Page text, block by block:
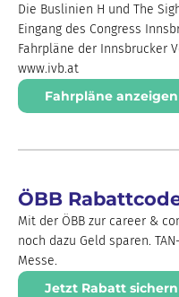
Die Buslinien H und The
Eingang des Congress
Fahrpläne der Innsbrucker
www.ivb.at
Fahrpläne anzeigen
ÖBB
Mit der ÖBB zur career &
noch dazu Geld sparen.
Messe.
Jetzt Rabatt sichern